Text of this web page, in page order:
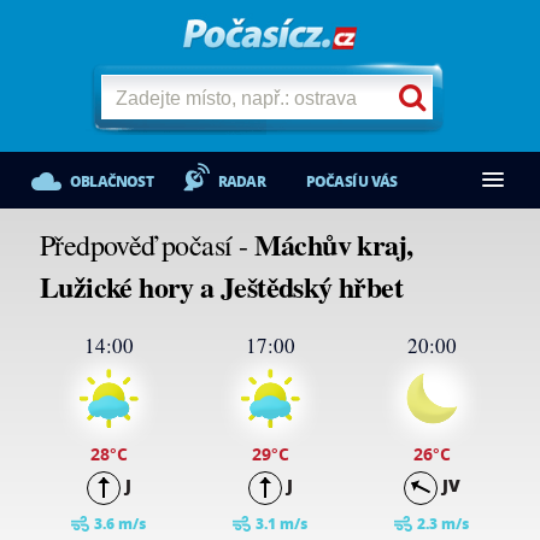
OBLAČNOST RADAR POČASÍ U VÁS
Předpověď počasí -Máchův kraj,
Lužické hory a Ještědský hřbet
14:00
28°C
J
3.6 m/s
17:00
29°C
J
3.1 m/s
20:00
26°C
JV
2.3 m/s